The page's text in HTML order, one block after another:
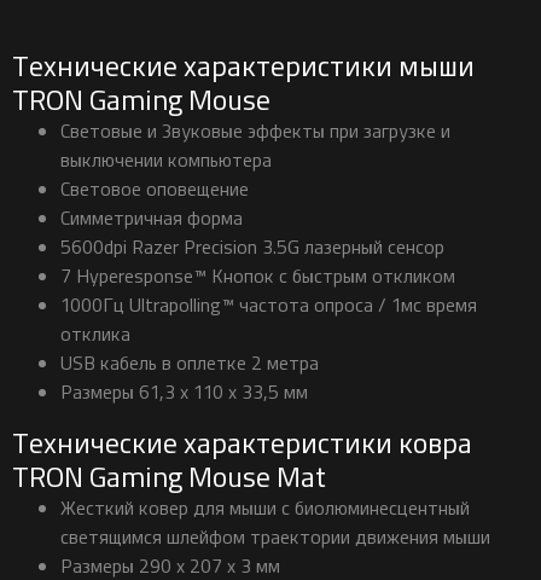
Технические характеристики мыши
TRON Gaming Mouse
Световые и Звуковые эффекты при загрузке и
выключении компьютера
Световое оповещение
Симметричная форма
5600dpi Razer Precision 3.5G лазерный сенсор
7 Hyperesponse™ Кнопок с быстрым откликом
1000Гц Ultrapolling™ частота опроса / 1мс время
отклика
USB кабель в оплетке 2 метра
Размеры 61,3 x 110 x 33,5 мм
Технические характеристики ковра
TRON Gaming Mouse Mat
Жесткий ковер для мыши с биолюминесцентный
светящимся шлейфом траектории движения мыши
Размеры 290 x 207 x 3 мм